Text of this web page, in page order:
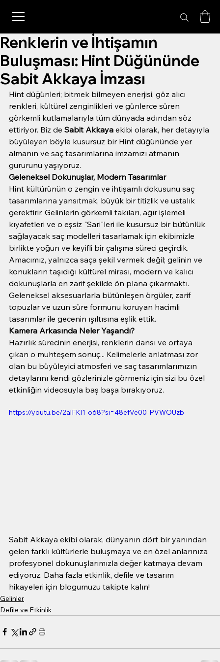
Renklerin ve İhtişamın
Buluşması: Hint Düğününde
Sabit Akkaya İmzası
Hint düğünleri; bitmek bilmeyen enerjisi, göz alıcı
renkleri, kültürel zenginlikleri ve günlerce süren
görkemli kutlamalarıyla tüm dünyada adından söz
ettiriyor. Biz de Sabit Akkaya ekibi olarak, her detayıyla
büyüleyen böyle kusursuz bir Hint düğününde yer
almanın ve saç tasarımlarına imzamızı atmanın
gururunu yaşıyoruz.
Geleneksel Dokunuşlar, Modern Tasarımlar
Hint kültürünün o zengin ve ihtişamlı dokusunu saç
tasarımlarına yansıtmak, büyük bir titizlik ve ustalık
gerektirir. Gelinlerin görkemli takıları, ağır işlemeli
kıyafetleri ve o eşsiz "Sari"leri ile kusursuz bir bütünlük
sağlayacak saç modelleri tasarlamak için ekibimizle
birlikte yoğun ve keyifli bir çalışma süreci geçirdik.
Amacımız, yalnızca saça şekil vermek değil; gelinin ve
konukların taşıdığı kültürel mirası, modern ve kalıcı
dokunuşlarla en zarif şekilde ön plana çıkarmaktı.
Geleneksel aksesuarlarla bütünleşen örgüler, zarif
topuzlar ve uzun süre formunu koruyan hacimli
tasarımlar ile gecenin ışıltısına eşlik ettik.
Kamera Arkasında Neler Yaşandı?
Hazırlık sürecinin enerjisi, renklerin dansı ve ortaya
çıkan o muhteşem sonuç... Kelimelerle anlatması zor
olan bu büyüleyici atmosferi ve saç tasarımlarımızın
detaylarını kendi gözlerinizle görmeniz için sizi bu özel
etkinliğin videosuyla baş başa bırakıyoruz.
https://youtu.be/2alFKl1-o68?si=48efVe00-PVWOUzb
Sabit Akkaya ekibi olarak, dünyanın dört bir yanından
gelen farklı kültürlerle buluşmaya ve en özel anlarınıza
profesyonel dokunuşlarımızla değer katmaya devam
ediyoruz. Daha fazla etkinlik, defile ve tasarım
hikayeleri için blogumuzu takipte kalın!
Gelinler
Defile ve Etkinlik